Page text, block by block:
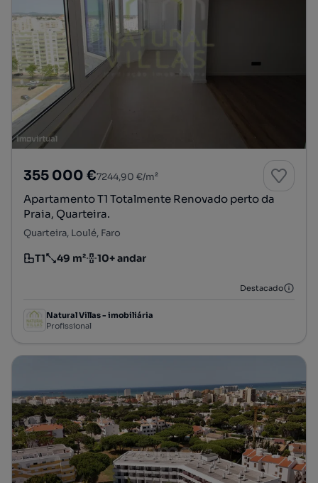
355 000 €7244,90 €/m²
Apartamento T1 Totalmente Renovado perto da
Praia, Quarteira.
Quarteira, Loulé, Faro
Tipologia
T1
Preço por metro quadrado
49 m²
Andar 10+ andar
Destacado
Natural Villas - imobiliária
Profissional